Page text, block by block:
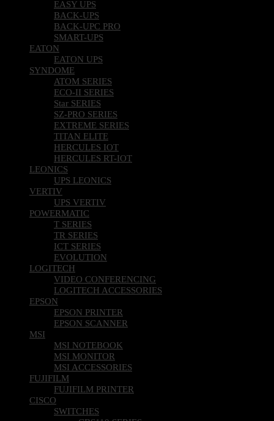
EASY UPS
BACK-UPS
BACK-UPC PRO
SMART-UPS
EATON
EATON UPS
SYNDOME
ATOM SERIES
ECO-II SERIES
Star SERIES
SZ-PRO SERIES
EXTREME SERIES
TITAN ELITE
HERCULES IOT
HERCULES RT-IOT
LEONICS
UPS LEONICS
VERTIV
UPS VERTIV
POWERMATIC
T SERIES
TR SERIES
ICT SERIES
EVOLUTION
LOGITECH
VIDEO CONFERENCING
LOGITECH ACCESSORIES
EPSON
EPSON PRINTER
EPSON SCANNER
MSI
MSI NOTEBOOK
MSI MONITOR
MSI ACCESSORIES
FUJIFILM
FUJIFILM PRINTER
CISCO
SWITCHES